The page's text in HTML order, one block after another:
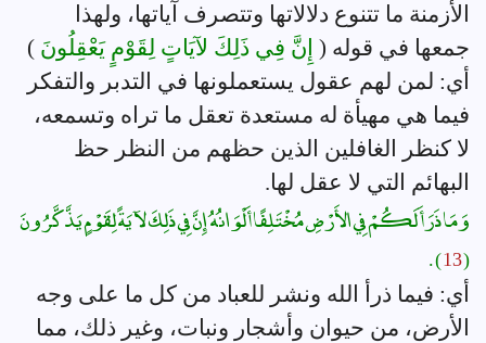
الأزمنة ما تتنوع دلالاتها وتتصرف آياتها، ولهذا
جمعها في قوله ( إِنَّ فِي ذَلِكَ لآيَاتٍ لِقَوْمٍ يَعْقِلُونَ )
أي: لمن لهم عقول يستعملونها في التدبر والتفكر
فيما هي مهيأة له مستعدة تعقل ما تراه وتسمعه،
لا كنظر الغافلين الذين حظهم من النظر حظ
البهائم التي لا عقل لها.
وَمَا ذَرَأَ لَكُمْ فِي الأَرْضِ مُخْتَلِفًا أَلْوَانُهُ إِنَّ فِي ذَلِكَ لآيَةً لِقَوْمٍ يَذَّكَّرُونَ
(
) .
أي: فيما ذرأ الله ونشر للعباد من كل ما على وجه
الأرض، من حيوان وأشجار ونبات، وغير ذلك، مما